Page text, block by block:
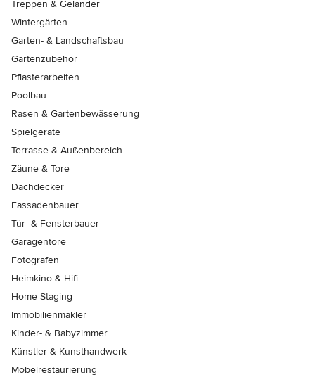
Treppen & Geländer
Wintergärten
Garten- & Landschaftsbau
Gartenzubehör
Pflasterarbeiten
Poolbau
Rasen & Gartenbewässerung
Spielgeräte
Terrasse & Außenbereich
Zäune & Tore
Dachdecker
Fassadenbauer
Tür- & Fensterbauer
Garagentore
Fotografen
Heimkino & Hifi
Home Staging
Immobilienmakler
Kinder- & Babyzimmer
Künstler & Kunsthandwerk
Möbelrestaurierung